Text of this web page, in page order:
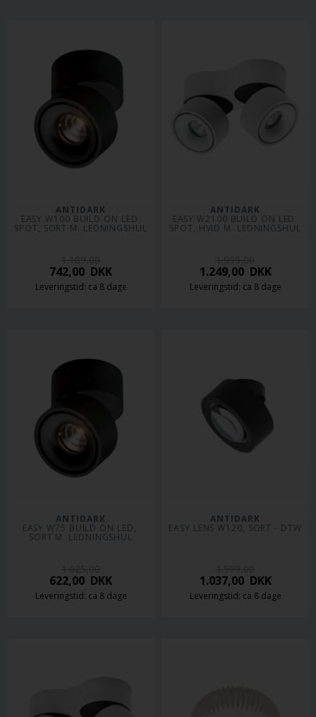
ANTIDARK
EASY W100 BUILD ON LED
SPOT, SORT M. LEDNINGSHUL
742,00 DKK
Leveringstid: ca 8 dage
ANTIDARK
EASY W2100 BUILD ON LED
SPOT, HVID M. LEDNINGSHUL
1.249,00DKK
Leveringstid: ca 8 dage
ANTIDARK
EASY W75 BUILD ON LED,
SORT M. LEDNINGSHUL
622,00 DKK
Leveringstid: ca 8 dage
ANTIDARK
EASY LENS W120, SORT - DTW
1.037,00DKK
Leveringstid: ca 8 dage